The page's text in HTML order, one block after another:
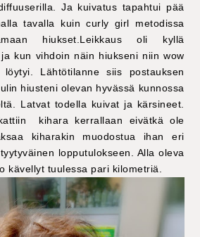
Ja kuivatus tapahtui pää
tavalla kuin curly girl metodissa
hiukset.Leikkaus oli kyllä
kun vihdoin näin hiukseni niin wow
Lähtötilanne siis postauksen
hiusteni olevan hyvässä kunnossa
Latvat todella kuivat ja kärsineet.
kihara kerrallaan eivätkä ole
kiharakin muodostua ihan eri
lopputulokseen. Alla oleva
kävellyt tuulessa pari kilometriä.